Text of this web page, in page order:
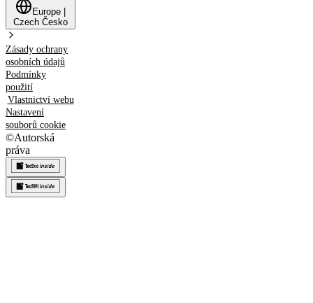
Europe
Czech Česko
Zásady ochrany
osobních údajů
Podmínky
použití
Vlastnictví webu
Nastavení
souborů cookie
©Autorská
práva